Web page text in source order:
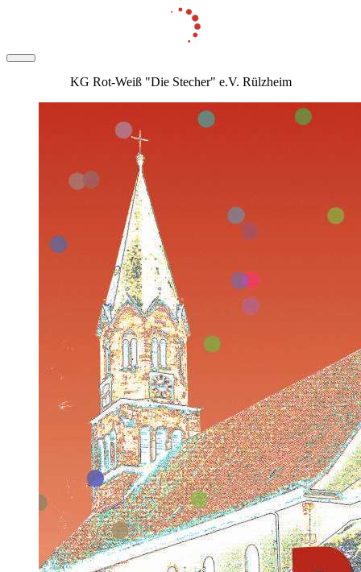
KG Rot-Weiß "Die Stecher" e.V. Rülzheim